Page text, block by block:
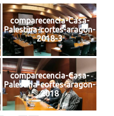
comparecencia-Casa-
Palestina-cortes-aragon-
2018-3
comparecencia-Casa-
Palestina-cortes-aragon-
2018